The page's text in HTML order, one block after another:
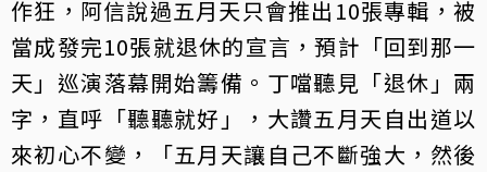
作狂，阿信說過五月天只會推出10張專輯，被
當成發完10張就退休的宣言，預計「回到那一
天」巡演落幕開始籌備。丁噹聽見「退休」兩
字，直呼「聽聽就好」，大讚五月天自出道以
來初心不變，「五月天讓自己不斷強大，然後